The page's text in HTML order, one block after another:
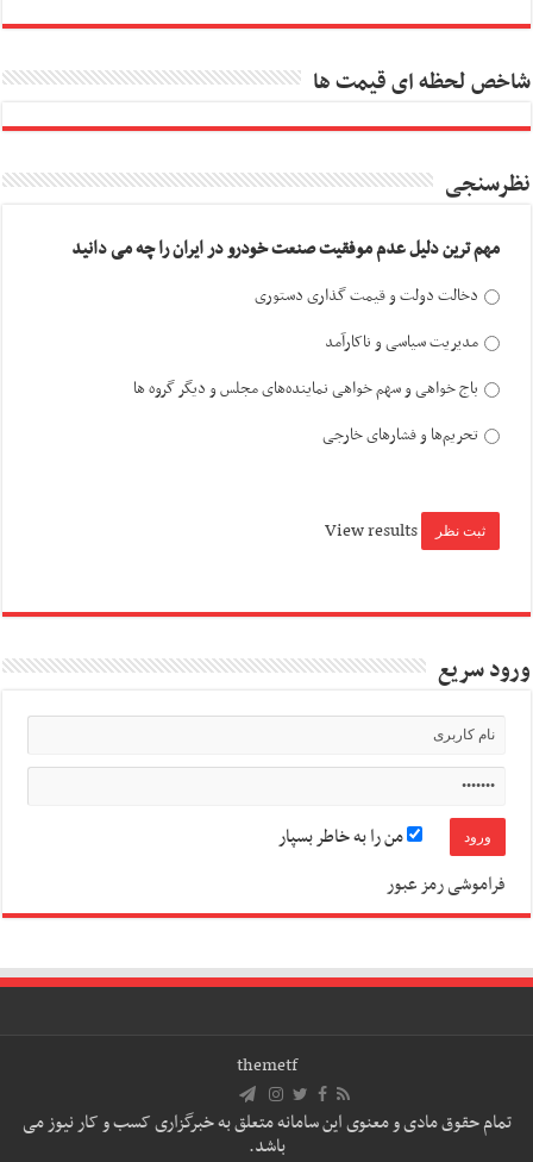
شاخص لحظه ای قیمت ها
نظرسنجی
مهم ترین دلیل عدم موفقیت صنعت خودرو در ایران را چه می دانید
دخالت دولت و قیمت گذاری دستوری
مدیریت سیاسی و ناکارآمد
باج خواهی و سهم خواهی نماینده‌های مجلس و دیگر گروه ها
تحریم‌ها و فشارهای خارجی
View results
ورود سریع
من را به خاطر بسپار
فراموشی رمز عبور
themetf
تمام حقوق مادی و معنوی این سامانه متعلق به خبرگزاری کسب و کار نیوز می
باشد.